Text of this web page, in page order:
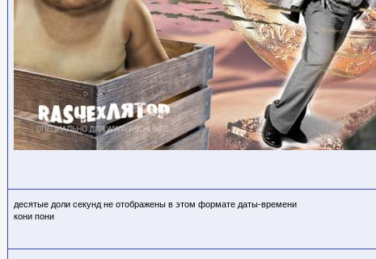
десятые доли секунд не отображены в этом формате даты-времени
кони пони